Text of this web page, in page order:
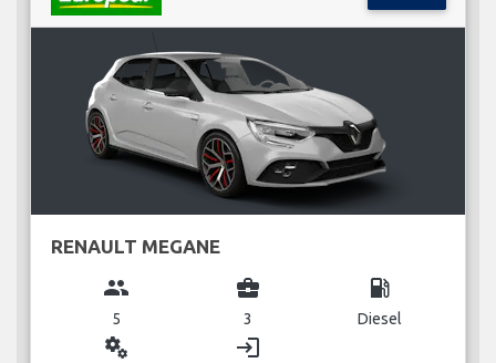
RENAULT MEGANE
group
5
business_center
3
local_gas_station
Diesel
miscellaneous_services login